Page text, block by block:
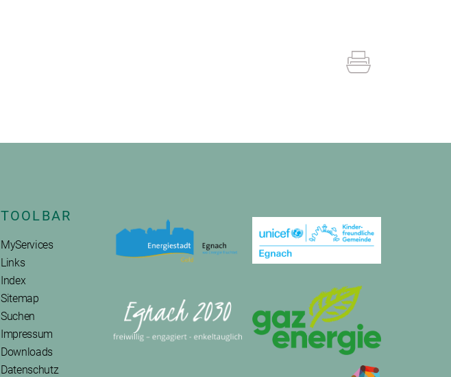
TOOLBAR
MyServices
Links
Index
Sitemap
Suchen
Impressum
Downloads
Datenschutz